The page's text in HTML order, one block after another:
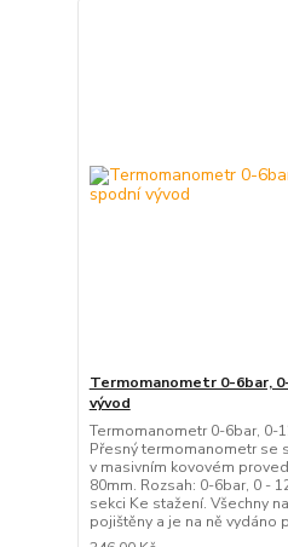
Termomanometr 0-6bar,
vývod
Termomanometr 0-6bar, 0-
Přesný termomanometr se
v masivním kovovém
80mm. Rozsah: 0-6bar, 0 -
sekci Ke stažení. Všechny
pojištěny a je na ně vydáno